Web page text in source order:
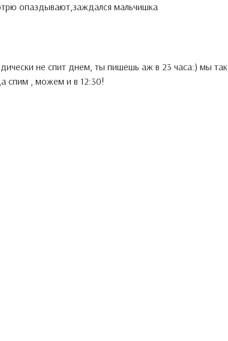
опаздывают,заждался мальчишка
не спит днем, ты пишешь аж в 23 часа:) мы так
спим , можем и в 12:30!